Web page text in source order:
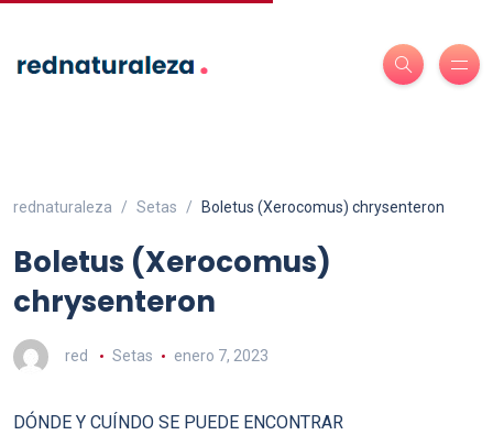
rednaturaleza Setas Boletus (Xerocomus) chrysenteron
Boletus (Xerocomus)
chrysenteron
red Setas enero 7, 2023
DÓNDE Y CUÍNDO SE PUEDE ENCONTRAR